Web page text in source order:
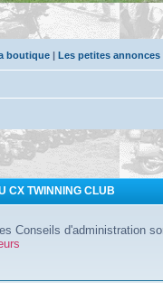
boutique | Les petites
CX TWINNING CLUB
Conseils d'administration